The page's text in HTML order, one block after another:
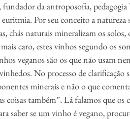
da antroposofia,
Por seu conceito a natureza
chás naturais mineralizam os
caro, estes vinhos segundo os
veganos são os que não usam
No processo de clarificação
minerais e não o que
coisas também”. Lá falamos que
saber se um vinho é vegano,